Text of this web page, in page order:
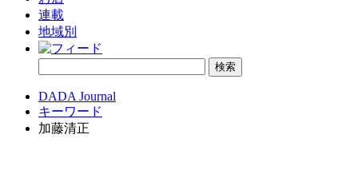
連載
地域別
DADA Journal
キーワード
加藤清正